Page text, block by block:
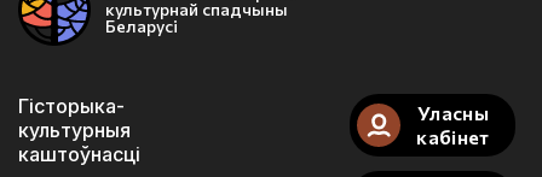
культурнай спадчыны
Беларусі
Гісторыка-
культурныя
каштоўнасці
Уласны
кабінет